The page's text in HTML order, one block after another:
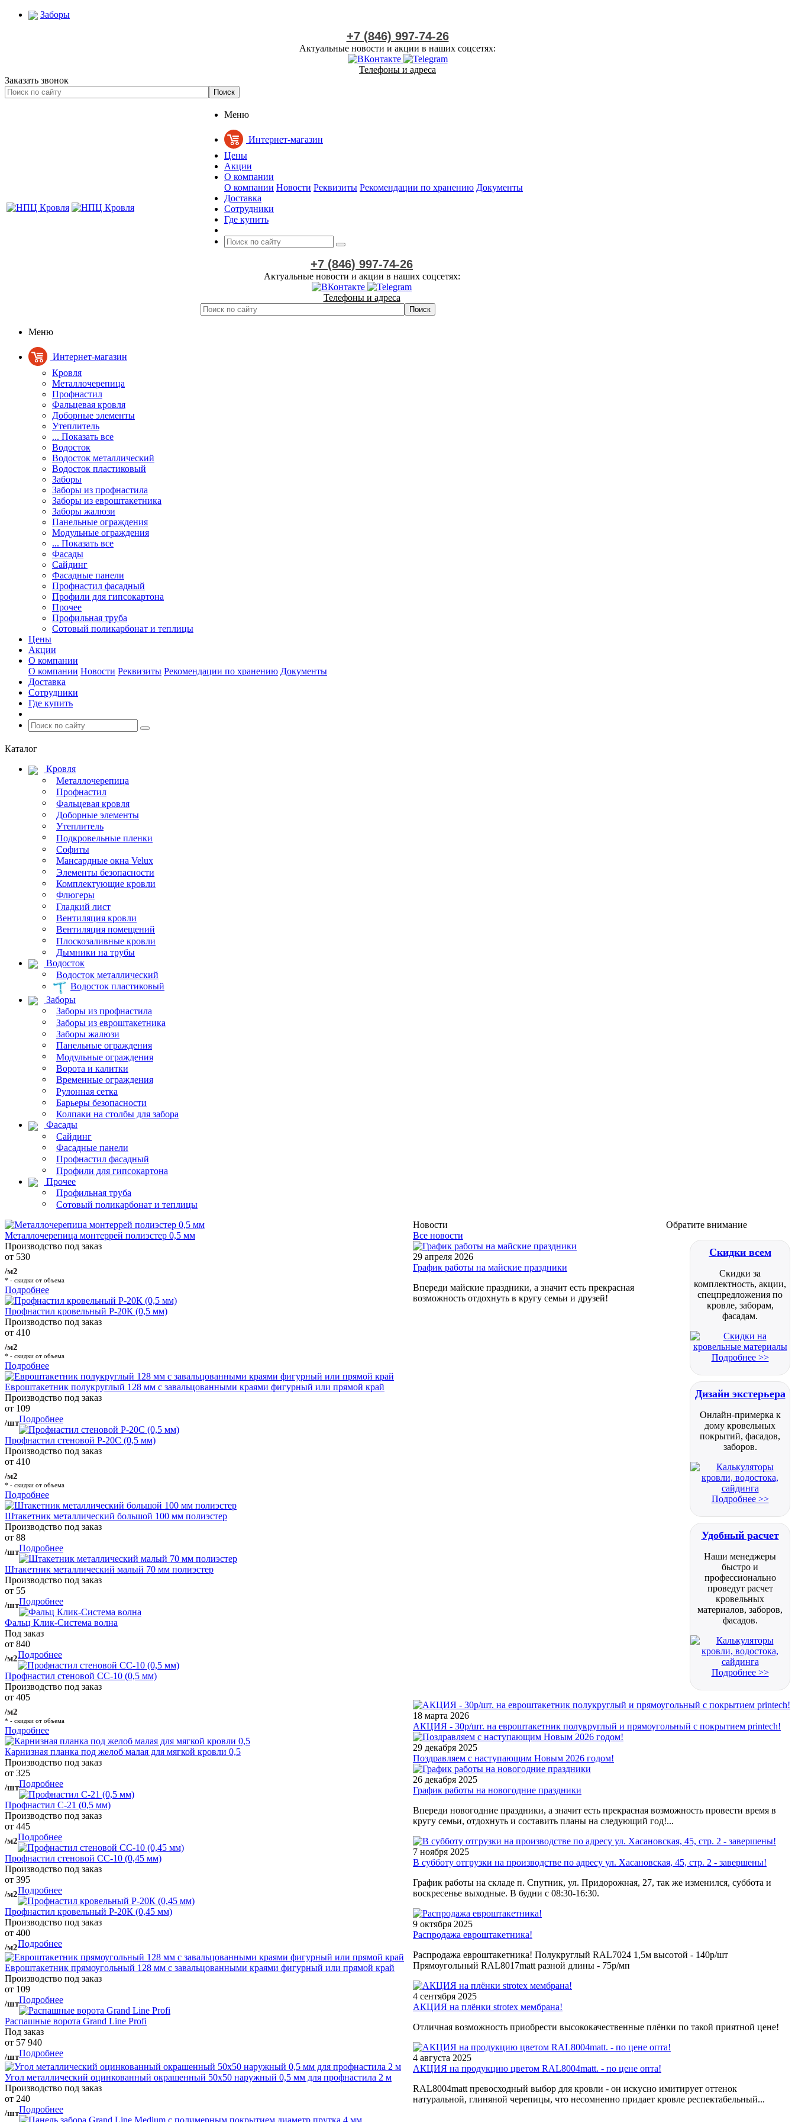
Заборы
+7 (846) 997-74-26
Актуальные новости и акции в наших соцсетях:
Телефоны и адреса
Заказать звонок
Меню
Интернет-магазин
Цены
Акции
О компании
О компании Новости Реквизиты Рекомендации по хранению Документы
Доставка
Сотрудники
Где купить
+7 (846) 997-74-26
Актуальные новости и акции в наших соцсетях:
Телефоны и адреса
Меню
Интернет-магазин
Кровля
Металлочерепица
Профнастил
Фальцевая кровля
Доборные элементы
Утеплитель
... Показать все
Водосток
Водосток металлический
Водосток пластиковый
Заборы
Заборы из профнастила
Заборы из евроштакетника
Заборы жалюзи
Панельные ограждения
Модульные ограждения
... Показать все
Фасады
Сайдинг
Фасадные панели
Профнастил фасадный
Профили для гипсокартона
Прочее
Профильная труба
Сотовый поликарбонат и теплицы
Цены
Акции
О компании
О компании Новости Реквизиты Рекомендации по хранению Документы
Доставка
Сотрудники
Где купить
Каталог
Кровля
Металлочерепица
Профнастил
Фальцевая кровля
Доборные элементы
Утеплитель
Подкровельные пленки
Софиты
Мансардные окна Velux
Элементы безопасности
Комплектующие кровли
Флюгеры
Гладкий лист
Вентиляция кровли
Вентиляция помещений
Плоскозаливные кровли
Дымники на трубы
Водосток
Водосток металлический
Водосток пластиковый
Заборы
Заборы из профнастила
Заборы из евроштакетника
Заборы жалюзи
Панельные ограждения
Модульные ограждения
Ворота и калитки
Временные ограждения
Рулонная сетка
Барьеры безопасности
Колпаки на столбы для забора
Фасады
Сайдинг
Фасадные панели
Профнастил фасадный
Профили для гипсокартона
Прочее
Профильная труба
Сотовый поликарбонат и теплицы
Металлочерепица монтеррей полиэстер 0,5 мм
Производство под заказ
от 530
/м2
* - скидки от объема
Подробнее
Профнастил кровельный Р-20К (0,5 мм)
Производство под заказ
от 410
/м2
* - скидки от объема
Подробнее
Евроштакетник полукруглый 128 мм с завальцованными краями фигурный или прямой край
Производство под заказ
от 109
/штПодробнее
Профнастил стеновой Р-20С (0,5 мм)
Производство под заказ
от 410
/м2
* - скидки от объема
Подробнее
Штакетник металлический большой 100 мм полиэстер
Производство под заказ
от 88
/штПодробнее
Штакетник металлический малый 70 мм полиэстер
Производство под заказ
от 55
/штПодробнее
Фальц Клик-Система волна
Под заказ
от 840
/м2Подробнее
Профнастил стеновой СС-10 (0,5 мм)
Производство под заказ
от 405
/м2
* - скидки от объема
Подробнее
Карнизная планка под желоб малая для мягкой кровли 0,5
Производство под заказ
от 325
/штПодробнее
Профнастил С-21 (0,5 мм)
Производство под заказ
от 445
/м2Подробнее
Профнастил стеновой СС-10 (0,45 мм)
Производство под заказ
от 395
/м2Подробнее
Профнастил кровельный Р-20К (0,45 мм)
Производство под заказ
от 400
/м2Подробнее
Евроштакетник прямоугольный 128 мм с завальцованными краями фигурный или прямой край
Производство под заказ
от 109
/штПодробнее
Распашные ворота Grand Line Profi
Под заказ
от 57 940
/штПодробнее
Угол металлический оцинкованный окрашенный 50х50 наружный 0,5 мм для профнастила 2 м
Производство под заказ
от 240
/штПодробнее
Обратите внимание
Скидки всем
Скидки за
комплектность, акции,
спецпредложения по
кровле, заборам,
фасадам.
Подробнее >>
Дизайн экстерьера
Онлайн-примерка к
дому кровельных
покрытий, фасадов,
заборов.
Подробнее >>
Удобный расчет
Наши менеджеры
быстро и
профессионально
проведут расчет
кровельных
материалов, заборов,
фасадов.
Подробнее >>
Новости
Все новости
29 апреля 2026
График работы на майские праздники
Впереди майские праздники, а значит есть прекрасная
возможность отдохнуть в кругу семьи и друзей!
18 марта 2026
АКЦИЯ - 30р/шт. на евроштакетник полукруглый и прямоугольный с покрытием printech!
29 декабря 2025
Поздравляем с наступающим Новым 2026 годом!
26 декабря 2025
График работы на новогодние праздники
Впереди новогодние праздники, а значит есть прекрасная возможность провести время в
кругу семьи, отдохнуть и составить планы на следующий год!...
7 ноября 2025
В субботу отгрузки на производстве по адресу ул. Хасановская, 45, стр. 2 - завершены!
График работы на складе п. Спутник, ул. Придорожная, 27, так же изменился, суббота и
воскресенье выходные. В будни с 08:30-16:30.
9 октября 2025
Распродажа евроштакетника!
Распродажа евроштакетника! Полукруглый RAL7024 1,5м высотой - 140р/шт
Прямоугольный RAL8017matt разной длины - 75р/мп
4 сентября 2025
АКЦИЯ на плёнки strotex мембрана!
Отличная возможность приобрести высококачественные плёнки по такой приятной цене!
4 августа 2025
АКЦИЯ на продукцию цветом RAL8004matt. - по цене опта!
RAL8004matt превосходный выбор для кровли - он искусно имитирует оттенок
натуральной, глиняной черепицы, что несомненно придает кровле респектабельный...